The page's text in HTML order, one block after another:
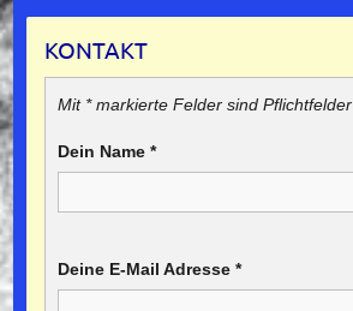
KONTAKT
Mit * markierte Felder sind Pflichtfelder
Dein Name *
Deine E-Mail Adresse *